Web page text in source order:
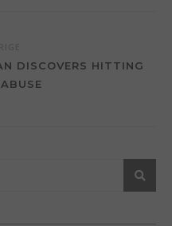
DISCOVERS HITTING